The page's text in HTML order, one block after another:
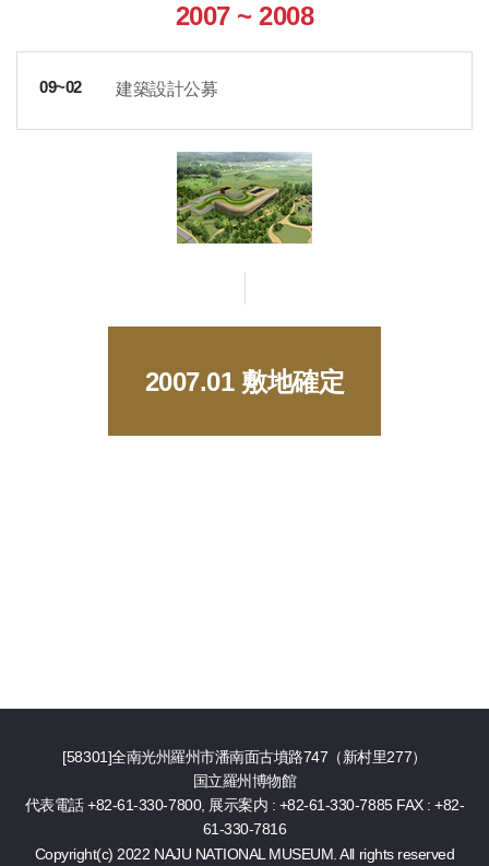
2007 ~ 2008
09~02 建築設計公募
2007.01 敷地確定
[58301]全南光州羅州市潘南面古墳路747（新村里277）
国立羅州博物館
代表電話 +82-61-330-7800, 展示案内 : +82-61-330-7885FAX : +82-
61-330-7816
Copyright(c) 2022 NAJU NATIONAL MUSEUM. All rights reserved